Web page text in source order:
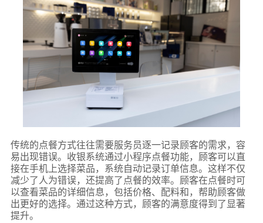
传统的点餐方式往往需要服务员逐一记录顾客的需求，容
易出现错误。收银系统通过小程序点餐功能，顾客可以直
接在手机上选择菜品，系统自动记录订单信息。这样不仅
减少了人为错误，还提高了点餐的效率。顾客在点餐时可
以查看菜品的详细信息，包括价格、配料和，帮助顾客做
出更好的选择。通过这种方式，顾客的满意度得到了显著
提升。